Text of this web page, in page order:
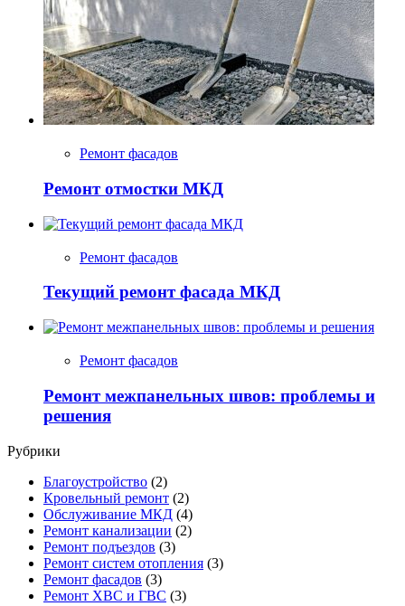
Ремонт фасадов
Ремонт отмостки МКД
Ремонт фасадов
Текущий ремонт фасада МКД
Ремонт фасадов
Ремонт межпанельных швов: проблемы и
решения
Рубрики
Благоустройство (2)
Кровельный ремонт (2)
Обслуживание МКД (4)
Ремонт канализации (2)
Ремонт подъездов (3)
Ремонт систем отопления (3)
Ремонт фасадов (3)
Ремонт ХВС и ГВС (3)